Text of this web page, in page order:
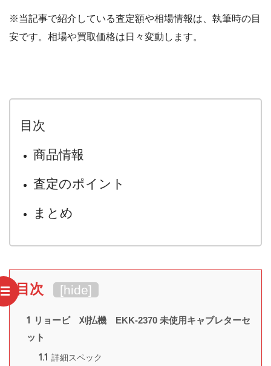
※当記事で紹介している査定額や相場情報は、執筆時の目
安です。相場や買取価格は日々変動します。
目次
商品情報
査定のポイント
まとめ
目次 [hide]
1 リョービ 刈払機 EKK-2370 未使用キャブレターセ
ット
1.1 詳細スペック